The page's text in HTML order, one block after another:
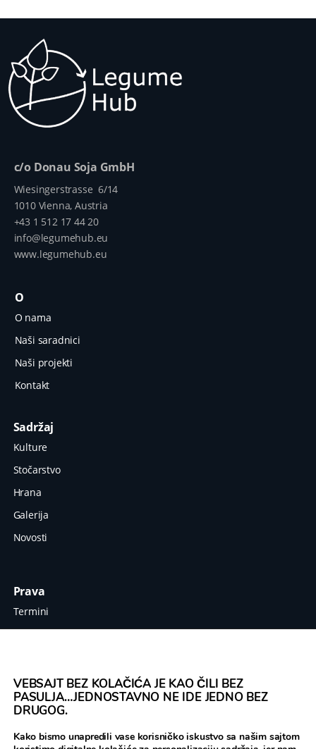
c/o Donau Soja GmbH
Wiesingerstrasse 6/14
1010 Vienna, Austria
+43 1 512 17 44 20
info@legumehub.eu
www.legumehub.eu
O
O nama
Naši saradnici
Naši projekti
Kontakt
Sadržaj
Kulture
Stočarstvo
Hrana
Galerija
Novosti
Prava
Termini
Zaštita podataka
Translated' koji je finansiran od strane
VEBSAJT BEZ KOLAČIĆA JE KAO ČILI BEZ
PASULJA…JEDNOSTAVNO NE IDE JEDNO BEZ
DRUGOG.
Kako bismo unapredili vase korisničko iskustvo sa našim sajtom